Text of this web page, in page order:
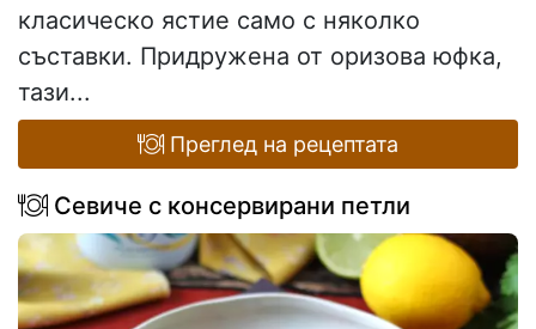
класическо ястие само с няколко
съставки. Придружена от оризова юфка,
тази...
Преглед на рецептата
Севиче с консервирани петли